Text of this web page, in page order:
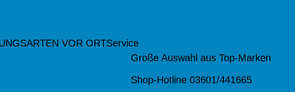
VOR ORTService
Große Auswahl aus Top-Marken
Shop-Hotline 03601/441665